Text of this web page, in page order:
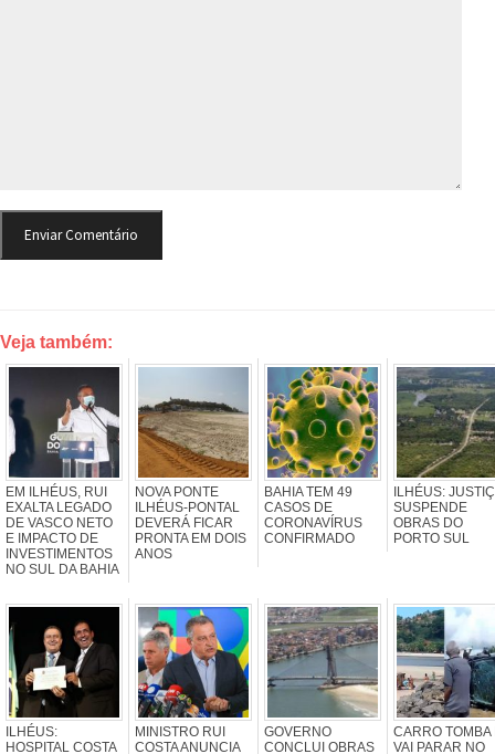
Veja também:
EM ILHÉUS, RUI
EXALTA LEGADO
DE VASCO NETO
E IMPACTO DE
INVESTIMENTOS
NO SUL DA BAHIA
NOVA PONTE
ILHÉUS-PONTAL
DEVERÁ FICAR
PRONTA EM DOIS
ANOS
BAHIA TEM 49
CASOS DE
CORONAVÍRUS
CONFIRMADO
ILHÉUS:
SUSPENDE
OBRAS DO
PORTO SUL
ILHÉUS:
HOSPITAL COSTA
MINISTRO RUI
COSTA ANUNCIA
GOVERNO
CONCLUI OBRAS
CARRO TOMBA
VAI PARAR NO